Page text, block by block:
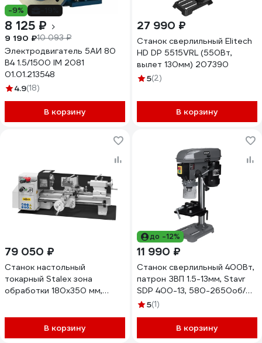
-9%
8 125 ₽
9 190 ₽10 093 ₽
Электродвигатель 5АИ 80
В4 1.5/1500 IM 2081
01.01.213548
4.9(18)
В корзину
27 990 ₽
Станок сверлильный Elitech
HD DP 5515VRL (550Вт,
вылет 130мм) 207390
5(2)
В корзину
79 050 ₽
Станок настольный
токарный Stalex зона
обработки 180x350 мм,
В корзину
до -12%
11 990 ₽
Станок сверлильный 400Вт,
патрон ЗВП 1.5-13мм, Stavr
SDP 400-13, 580-2650об/
мин, 5 скоростей, ход 50мм,
(набор осн) Ставр
9040600246
5(1)
В корзину